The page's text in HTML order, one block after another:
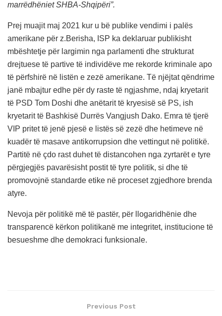
marrëdhëniet SHBA-Shqipëri”.
Prej muajit maj 2021 kur u bë publike vendimi i palës
amerikane për z.Berisha, ISP ka deklaruar publikisht
mbështetje për largimin nga parlamenti dhe strukturat
drejtuese të partive të individëve me rekorde kriminale apo
të përfshirë në listën e zezë amerikane. Të njëjtat qëndrime
janë mbajtur edhe për dy raste të ngjashme, ndaj kryetarit
të PSD Tom Doshi dhe anëtarit të kryesisë së PS, ish
kryetarit të Bashkisë Durrës Vangjush Dako. Emra të tjerë
VIP pritet të jenë pjesë e listës së zezë dhe hetimeve në
kuadër të masave antikorrupsion dhe vettingut në politikë.
Partitë në çdo rast duhet të distancohen nga zyrtarët e tyre
përgjegjës pavarësisht postit të tyre politik, si dhe të
promovojnë standarde etike në proceset zgjedhore brenda
atyre.
Nevoja për politikë më të pastër, për llogaridhënie dhe
transparencë kërkon politikanë me integritet, institucione të
besueshme dhe demokraci funksionale.
Previous Post